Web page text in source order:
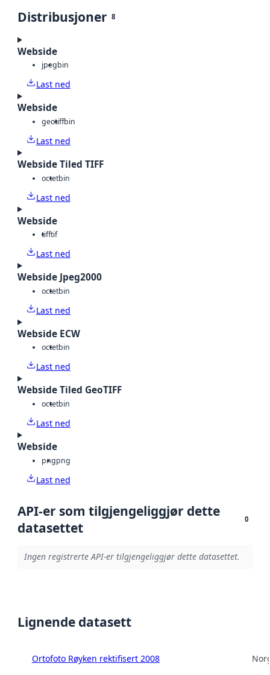
Distribusjoner 8
Webside
jpegbin
Last ned
Webside
geotiffbin
Last ned
Webside Tiled TIFF
octetbin
Last ned
Webside
tifftif
Last ned
Webside Jpeg2000
octetbin
Last ned
Webside ECW
octetbin
Last ned
Webside Tiled GeoTIFF
octetbin
Last ned
Webside
pngpng
Last ned
API-er som tilgjengeliggjør dette
datasettet
0
Ingen registrerte API-er tilgjengeliggjør dette datasettet.
Lignende datasett
Ortofoto Røyken rektifisert 2008